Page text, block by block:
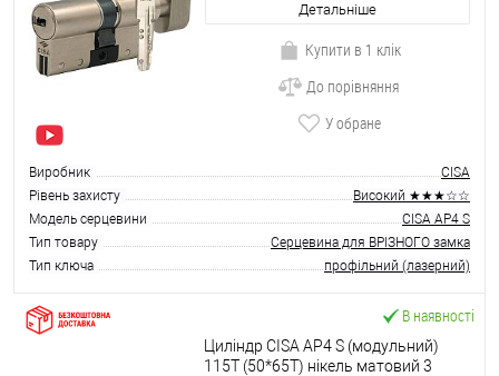
Детальніше
Купити в 1 клік
До порівняння
У обране
Виробник
CISA
Рівень захисту
Високий ★★★☆☆
Модель серцевини
CISA AP4 S
Тип товару
Серцевина для ВРІЗНОГО замка
Тип ключа
профільний (лазерний)
В наявності
Циліндр CISA AP4 S (модульний)
115T (50*65T) нікель матовий 3